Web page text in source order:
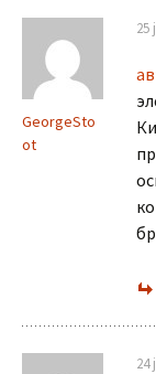
GeorgeSto
ot
25
24